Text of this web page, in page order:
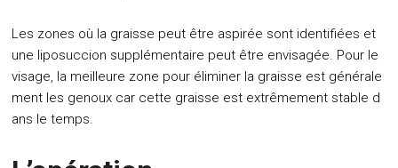
Les zones où la graisse peut être aspirée sont identifiées et
une liposuccion supplémentaire peut être envisagée. Pour le
visage, la meilleure zone pour éliminer la graisse est générale
ment les genoux car cette graisse est extrêmement stable d
ans le temps.